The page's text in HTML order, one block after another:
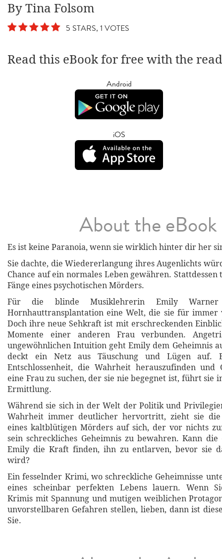
By Tina Folsom
5 STARS, 1 VOTES
Read this eBook for free with the
Android
iOS
About the eBook
Es ist keine Paranoia, wenn sie wirklich hinter dir her
Sie dachte, die Wiedererlangung ihres Augenlichts
Chance auf ein normales Leben gewähren.
Fänge eines psychotischen Mörders.
Für die blinde Musiklehrerin Emily
Hornhauttransplantation eine Welt, die sie für immer
Doch ihre neue Sehkraft ist mit erschreckenden
Momente einer anderen Frau verbunden.
ungewöhnlichen Intuition geht Emily dem Geheimnis
deckt ein Netz aus Täuschung und Lügen auf.
Entschlossenheit, die Wahrheit herauszufinden und
eine Frau zu suchen, der sie nie begegnet ist, führt sie
Ermittlung.
Während sie sich in der Welt der Politik und
Wahrheit immer deutlicher hervortritt, zieht sie die
eines kaltblütigen Mörders auf sich, der vor nichts
sein schreckliches Geheimnis zu bewahren. Kann
Emily die Kraft finden, ihn zu entlarven, bevor sie
wird?
Ein fesselnder Krimi, wo schreckliche Geheimnisse
eines scheinbar perfekten Lebens lauern. Wenn
Krimis mit Spannung und mutigen weiblichen
unvorstellbaren Gefahren stellen, lieben, dann ist
Sie.